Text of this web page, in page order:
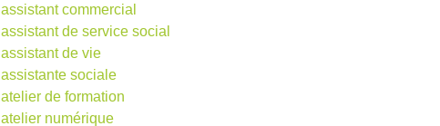
assistant commercial
assistant de service social
assistant de vie
assistante sociale
atelier de formation
atelier numérique